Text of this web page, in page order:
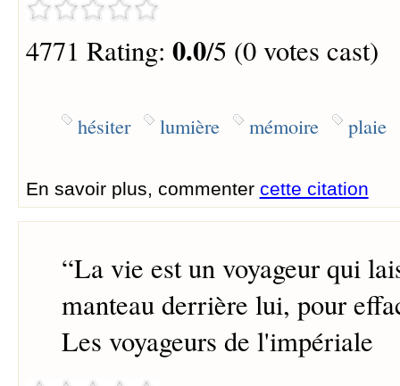
4771 Rating: 0.0/5 (0 votes cast)
hésiter lumière mémoire plaie
En savoir plus, commenter cette citation
“La vie est un voyageur qui
manteau derrière lui, pour
Les voyageurs de l'impériale